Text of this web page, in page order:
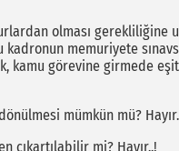
olması gerekliliğine
kadronun memuriyete
kamu görevine girmede
mümkün mü?
çıkartılabilir mi? Hayır..!